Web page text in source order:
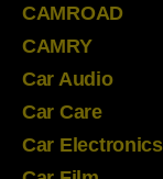
CAMROAD
CAMRY
Car Audio
Car Care
Car Electronics